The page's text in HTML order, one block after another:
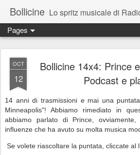
Bollicine Lo spritz musicale di Radio Popolare. Ogni
Pages
OCT
12
Bollicine 14x4: Prince
Podcast e
14 anni di trasmissioni e mai una
Minneapolis"! Abbiamo rimediato in
abbiamo parlato di Prince,
influenze che ha avuto su molta musica
Se volete riascoltare la puntata , cliccate